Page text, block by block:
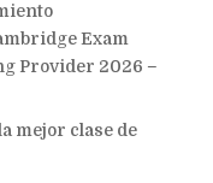
Exam
Provider 2026 –
mejor clase de